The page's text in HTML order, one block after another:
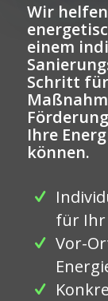
Wir
einem
Schritt
Ihre
können.
für Ihr
Vor-